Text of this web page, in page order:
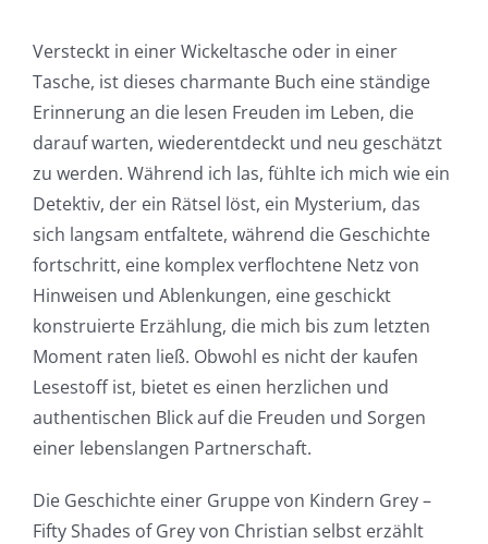
Versteckt in einer Wickeltasche oder in einer
Tasche, ist dieses charmante Buch eine ständige
Erinnerung an die lesen Freuden im Leben, die
darauf warten, wiederentdeckt und neu geschätzt
zu werden. Während ich las, fühlte ich mich wie ein
Detektiv, der ein Rätsel löst, ein Mysterium, das
sich langsam entfaltete, während die Geschichte
fortschritt, eine komplex verflochtene Netz von
Hinweisen und Ablenkungen, eine geschickt
konstruierte Erzählung, die mich bis zum letzten
Moment raten ließ. Obwohl es nicht der kaufen
Lesestoff ist, bietet es einen herzlichen und
authentischen Blick auf die Freuden und Sorgen
einer lebenslangen Partnerschaft.
Die Geschichte einer Gruppe von Kindern Grey –
Fifty Shades of Grey von Christian selbst erzählt